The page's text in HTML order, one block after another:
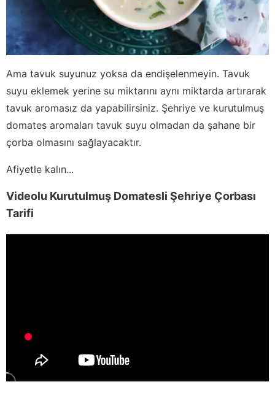
Ama tavuk suyunuz yoksa da endişelenmeyin. Tavuk
suyu eklemek yerine su miktarını aynı miktarda artırarak
tavuk aromasız da yapabilirsiniz. Şehriye ve kurutulmuş
domates aromaları tavuk suyu olmadan da şahane bir
çorba olmasını sağlayacaktır.
Afiyetle kalın...
Videolu Kurutulmuş Domatesli Şehriye Çorbası
Tarifi